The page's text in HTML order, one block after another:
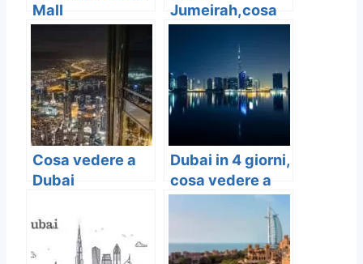
Mall
Jumeirah,cosa
vedere , 7
migliori luoghi
da visitare a
Dubai
Cosa vedere a
Dubai
Dubai in 4 giorni,
cosa vedere a
Dubai in 4 giorni